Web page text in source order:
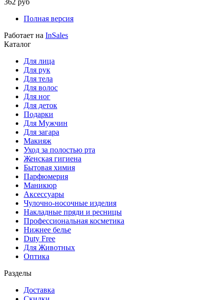
362 руб
Полная версия
Работает на InSales
Каталог
Для лица
Для рук
Для тела
Для волос
Для ног
Для деток
Подарки
Для Мужчин
Для загара
Макияж
Уход за полостью рта
Женская гигиена
Бытовая химия
Парфюмерия
Маникюр
Аксессуары
Чулочно-носочные изделия
Накладные пряди и ресницы
Профессиональная косметика
Нижнее белье
Duty Free
Для Животных
Оптика
Разделы
Доставка